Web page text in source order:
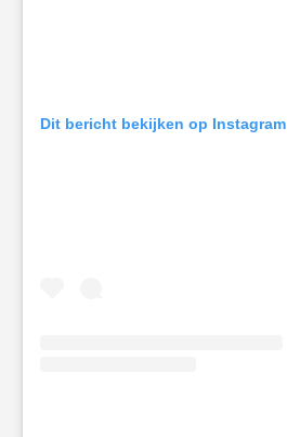
Dit bericht bekijken op Instagram